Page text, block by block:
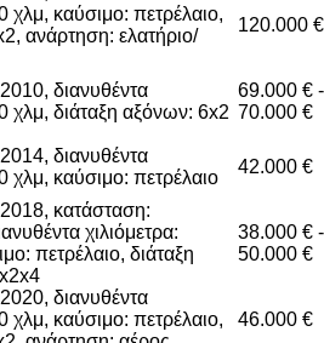
χλμ, καύσιμο: πετρέλαιο,
ανάρτηση: ελατήριο/
120.000 €
διανυθέντα
χλμ, διάταξη αξόνων: 6x2
69.000 € -
70.000 €
διανυθέντα
χλμ, καύσιμο: πετρέλαιο
42.000 €
κατάσταση:
χιλιόμετρα:
πετρέλαιο, διάταξη
38.000 € -
50.000 €
διανυθέντα
χλμ, καύσιμο: πετρέλαιο,
46.000 €